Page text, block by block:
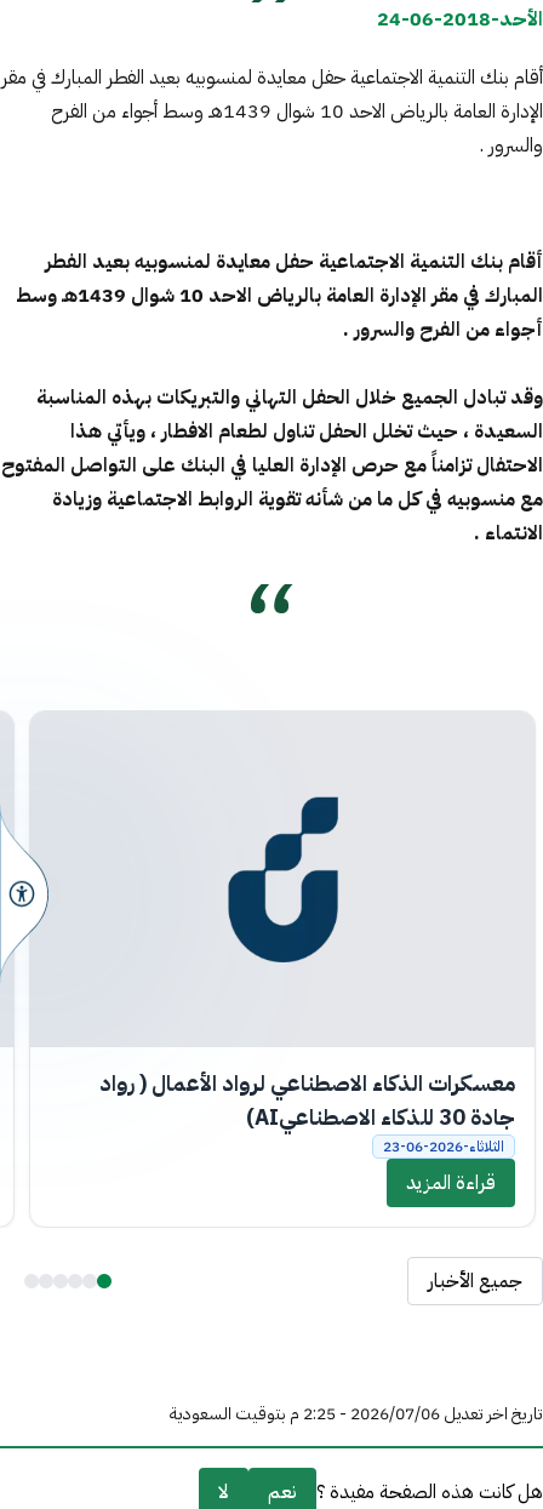
الأحد-2018-06-24
أقام بنك التنمية الاجتماعية حفل معايدة لمنسوبيه بعيد الفطر المبارك في مقر
الإدارة العامة بالرياض الاحد 10 شوال 1439هـ وسط أجواء من الفرح
والسرور .
أقام بنك التنمية الاجتماعية حفل معايدة لمنسوبيه بعيد الفطر
المبارك في مقر الإدارة العامة بالرياض الاحد 10 شوال 1439هـ
وسط
أجواء من الفرح والسرور .
وقد تبادل الجميع خلال الحفل التهاني والتبريكات بهذه المناسبة
السعيدة ، حيث تخلل الحفل تناول لطعام الافطار ، ويأتي هذا
الاحتفال تزامناً مع حرص الإدارة العليا في البنك على التواصل المفتوح
مع منسوبيه في كل ما من شأنه تقوية الروابط الاجتماعية وزيادة
الانتماء .
معسكرات الذكاء الاصطناعي لرواد الأعمال ( رواد
جادة 30 للذكاء الاصطناعيAI)
الثلاثاء-2026-06-23
قراءة المزيد
جميع الأخبار
تاريخ اخر تعديل 06‏/07‏/2026 - 2:25 م بتوقيت السعودية
هل كانت هذه الصفحة مفيدة ؟ نعم لا